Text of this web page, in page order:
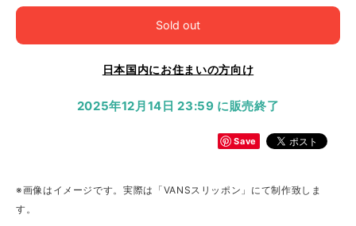
Sold out
日本国内にお住まいの方向け
2025年12月14日 23:59 に販売終了
Save
※画像はイメージです。実際は「VANSスリッポン」にて制作致しま
す。